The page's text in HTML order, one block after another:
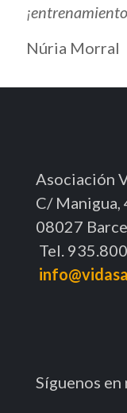
Núria Morral
Asociación
C/ Manigua,
08027
Tel.
Síguenos